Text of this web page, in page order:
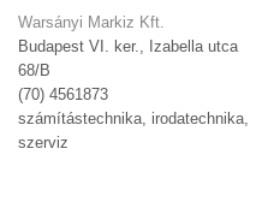
Warsányi Markiz Kft.
Budapest VI. ker., Izabella utca
68/B
(70) 4561873
számítástechnika, irodatechnika,
szerviz